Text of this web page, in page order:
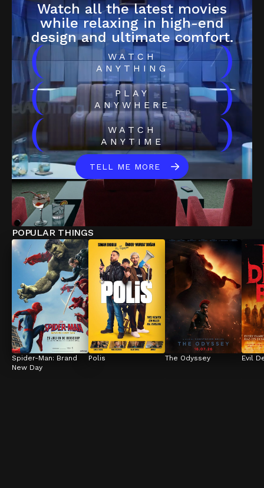
Watch all the latest movies
while relaxing in high-end
design and ultimate comfort.
(
WATCH
ANYTHING
)
(
PLAY
ANYWHERE
)
(
WATCH
ANYTIME
)
TELL ME MORE
POPULAR THINGS
Spider-Man: Brand
New Day
Polis The Odyssey Evil